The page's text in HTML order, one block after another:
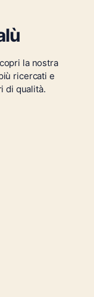
la nostra
ricercati e
di qualità.